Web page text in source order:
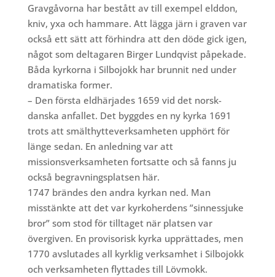
Gravgåvorna har bestått av till exempel elddon,
kniv, yxa och hammare. Att lägga järn i graven var
också ett sätt att förhindra att den döde gick igen,
något som deltagaren Birger Lundqvist påpekade.
Båda kyrkorna i Silbojokk har brunnit ned under
dramatiska former.
– Den första eldhärjades 1659 vid det norsk-
danska anfallet. Det byggdes en ny kyrka 1691
trots att smälthytteverksamheten upphört för
länge sedan. En anledning var att
missionsverksamheten fortsatte och så fanns ju
också begravningsplatsen här.
1747 brändes den andra kyrkan ned. Man
misstänkte att det var kyrkoherdens ”sinnessjuke
bror” som stod för tilltaget när platsen var
övergiven. En provisorisk kyrka upprättades, men
1770 avslutades all kyrklig verksamhet i Silbojokk
och verksamheten flyttades till Lövmokk.